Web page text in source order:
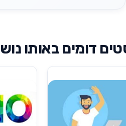
דומים באותו